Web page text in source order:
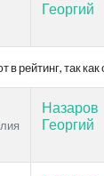
Георгий
рейтинг, так
Назаров
Георгий